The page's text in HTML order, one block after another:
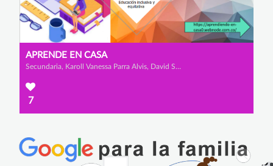
APRENDE EN CASA
Secundaria, Karoll Vanessa Parra Alvis, David Santiago Zartha Gaitán y Jhojan Andrey Peña Paez
7